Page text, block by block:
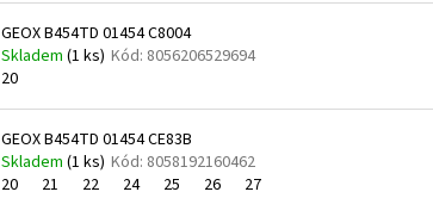
GEOX B454TD 01454 C8004
Skladem (1 ks) Kód: 8056206529694
20
GEOX B454TD 01454 CE83B
Skladem (1 ks) Kód: 8058192160462
20
21 22 24 25 26 27